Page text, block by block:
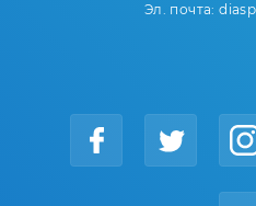
Эл. почта: